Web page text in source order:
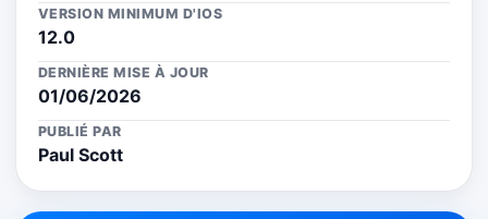
VERSION MINIMUM D'IOS
12.0
DERNIÈRE MISE À JOUR
01/06/2026
PUBLIÉ PAR
Paul Scott